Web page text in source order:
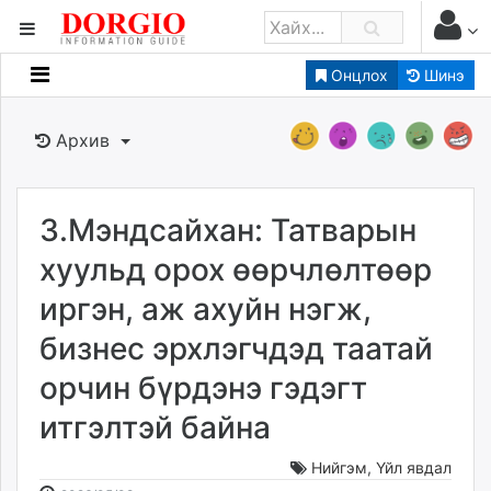
Онцлох Шинэ
Мэдээллийн
Банк санхүү
Бизнес ААН
Төрийн
Нийслэлийн
dorgio.mn
Gogo.mn
news.mn
zindaa.mn
tovch.mn
Архив
З.Мэндсайхан: Татварын
хуульд орох өөрчлөлтөөр
иргэн, аж ахуйн нэгж,
бизнес эрхлэгчдэд таатай
орчин бүрдэнэ гэдэгт
итгэлтэй байна
Нийгэм, Үйл явдал